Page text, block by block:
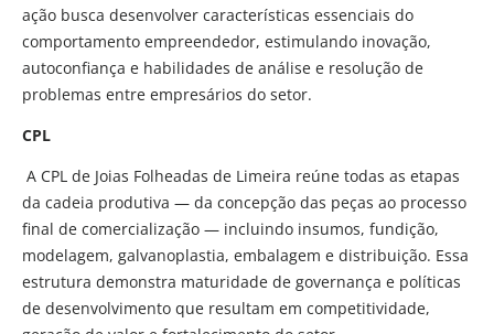
ação busca desenvolver características essenciais do
comportamento empreendedor, estimulando inovação,
autoconfiança e habilidades de análise e resolução de
problemas entre empresários do setor.
CPL
A CPL de Joias Folheadas de Limeira reúne todas as etapas
da cadeia produtiva — da concepção das peças ao processo
final de comercialização — incluindo insumos, fundição,
modelagem, galvanoplastia, embalagem e distribuição. Essa
estrutura demonstra maturidade de governança e políticas
de desenvolvimento que resultam em competitividade,